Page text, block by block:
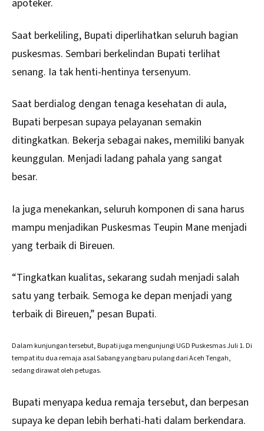
apoteker.
Saat berkeliling, Bupati diperlihatkan seluruh bagian
puskesmas. Sembari berkelindan Bupati terlihat
senang. Ia tak henti-hentinya tersenyum.
Saat berdialog dengan tenaga kesehatan di aula,
Bupati berpesan supaya pelayanan semakin
ditingkatkan. Bekerja sebagai nakes, memiliki banyak
keunggulan. Menjadi ladang pahala yang sangat
besar.
Ia juga menekankan, seluruh komponen di sana harus
mampu menjadikan Puskesmas Teupin Mane menjadi
yang terbaik di Bireuen.
“Tingkatkan kualitas, sekarang sudah menjadi salah
satu yang terbaik. Semoga ke depan menjadi yang
terbaik di Bireuen,” pesan Bupati.
Dalam kunjungan tersebut, Bupati juga mengunjungi UGD Puskesmas Juli 1. Di
tempat itu dua remaja asal Sabang yang baru pulang dari Aceh Tengah,
sedang dirawat oleh petugas.
Bupati menyapa kedua remaja tersebut, dan berpesan
supaya ke depan lebih berhati-hati dalam berkendara.